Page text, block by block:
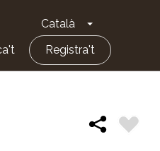
Català Toggle
Registra't